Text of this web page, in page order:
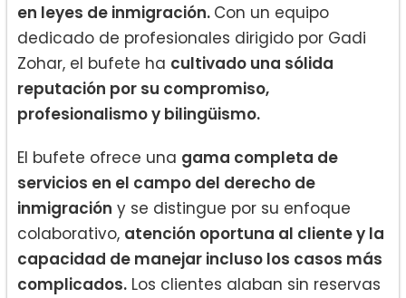
en leyes de inmigración. Con un equipo
dedicado de profesionales dirigido por Gadi
Zohar, el bufete ha cultivado una sólida
reputación por su compromiso,
profesionalismo y bilingüismo.
El bufete ofrece una gama completa de
servicios en el campo del derecho de
inmigración y se distingue por su enfoque
colaborativo, atención oportuna al cliente y la
capacidad de manejar incluso los casos más
complicados. Los clientes alaban sin reservas